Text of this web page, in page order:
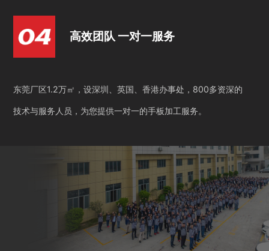
高效团队 一对一服务
东莞厂区1.2万㎡，设深圳、英国、香港办事处，800多资深的
技术与服务人员，为您提供一对一的手板加工服务。